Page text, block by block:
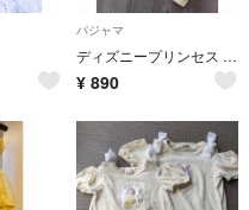
パジャマ
ディズニープリンセス パジャマ
¥ 890